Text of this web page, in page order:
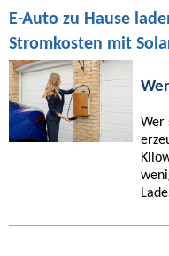
E-Auto zu Hause
Stromkosten mit
Wer